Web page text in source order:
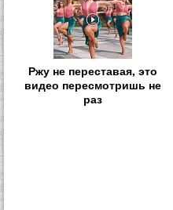
Ржу не переставая, это
видео пересмотришь не
раз